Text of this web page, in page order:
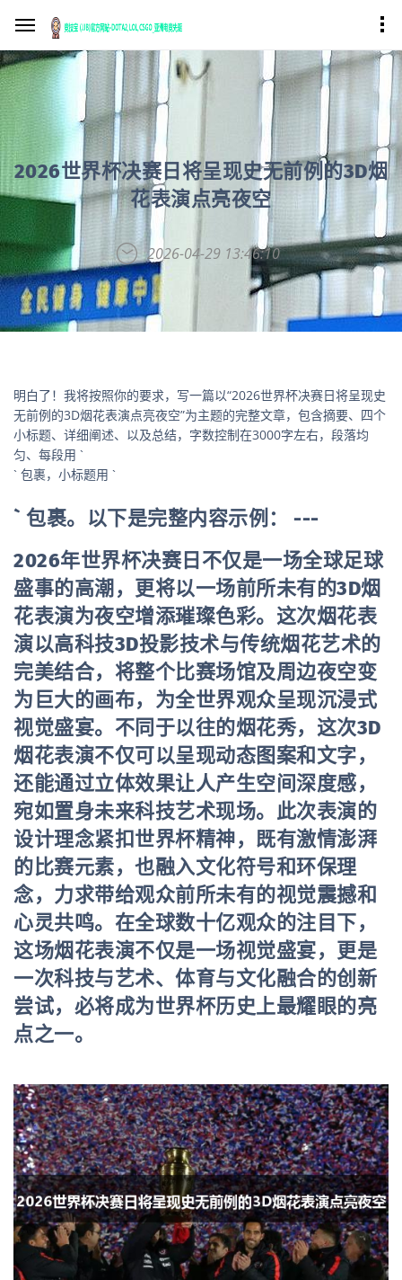
2026世界杯决赛日将呈现史无前例的3D烟
花表演点亮夜空
2026-04-29 13:46:10
明白了！我将按照你的要求，写一篇以“2026世界杯决赛日将呈现史
无前例的3D烟花表演点亮夜空”为主题的完整文章，包含摘要、四个
小标题、详细阐述、以及总结，字数控制在3000字左右，段落均
匀、每段用 `
` 包裹，小标题用 `
` 包裹。以下是完整内容示例： ---
2026年世界杯决赛日不仅是一场全球足球
盛事的高潮，更将以一场前所未有的3D烟
花表演为夜空增添璀璨色彩。这次烟花表
演以高科技3D投影技术与传统烟花艺术的
完美结合，将整个比赛场馆及周边夜空变
为巨大的画布，为全世界观众呈现沉浸式
视觉盛宴。不同于以往的烟花秀，这次3D
烟花表演不仅可以呈现动态图案和文字，
还能通过立体效果让人产生空间深度感，
宛如置身未来科技艺术现场。此次表演的
设计理念紧扣世界杯精神，既有激情澎湃
的比赛元素，也融入文化符号和环保理
念，力求带给观众前所未有的视觉震撼和
心灵共鸣。在全球数十亿观众的注目下，
这场烟花表演不仅是一场视觉盛宴，更是
一次科技与艺术、体育与文化融合的创新
尝试，必将成为世界杯历史上最耀眼的亮
点之一。